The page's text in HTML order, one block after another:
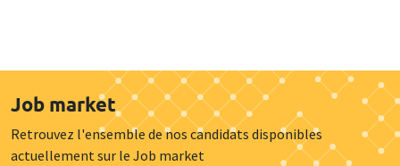
Job market
Retrouvez l'ensemble de nos candidats disponibles
actuellement sur le Job market